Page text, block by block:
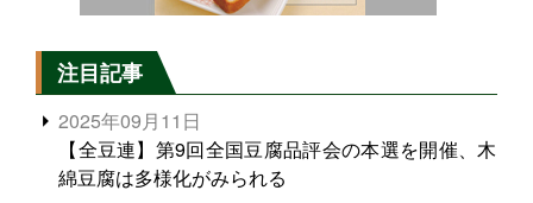
注目記事
2025年09月11日
【全豆連】第9回全国豆腐品評会の本選を開催、木
綿豆腐は多様化がみられる